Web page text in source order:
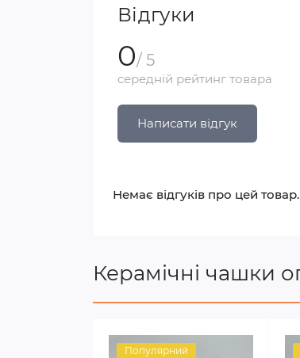
Відгуки
0/ 5
середній рейтинг товара
Написати відгук
Немає відгуків про цей
Керамічні чашки
Популярний